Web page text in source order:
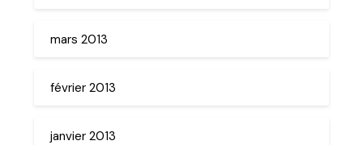
mars 2013
février 2013
janvier 2013